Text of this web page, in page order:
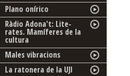
Plano onírico
Ràdio Adona't: Lite-
rates. Mamíferes de la
cultura
Males vibracions
La ratonera de la UJI